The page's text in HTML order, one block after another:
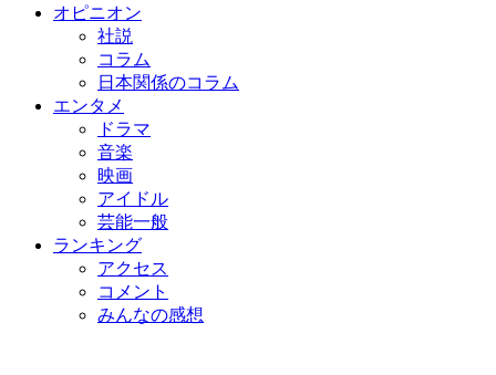
オピニオン
社説
コラム
日本関係のコラム
エンタメ
ドラマ
音楽
映画
アイドル
芸能一般
ランキング
アクセス
コメント
みんなの感想